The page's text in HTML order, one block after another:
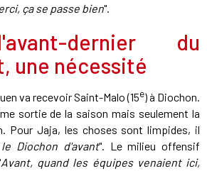
ça se passe bien".
dernier du
une nécessité
va recevoir Saint-Malo (15e) à Diochon.
sortie de la saison mais seulement la
Pour Jaja, les choses sont limpides, il
Diochon d'avant". Le milieu offensif
Avant, quand les équipes venaient ici,